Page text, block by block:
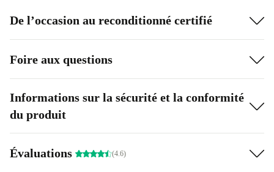
De l’occasion au reconditionné certifié
Foire aux questions
Informations sur la sécurité et la conformité
du produit
Évaluations (4.6)